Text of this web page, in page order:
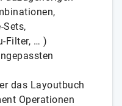
Filter, … )
das Layoutbuch
Operationen